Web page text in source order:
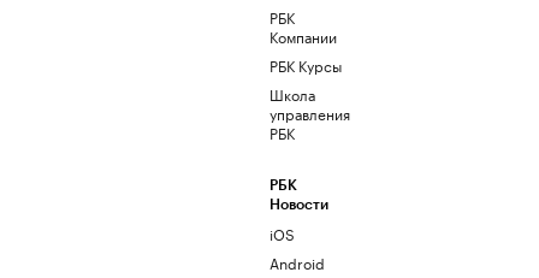
РБК
Компании
РБК Курсы
Школа
управления
РБК
РБК
Новости
iOS
Android